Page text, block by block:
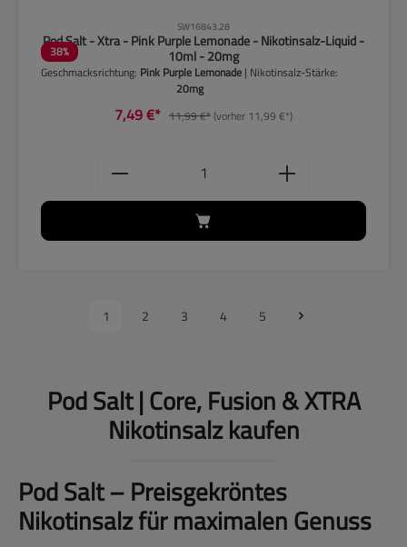
38%
SW16843.28
Pod Salt - Xtra - Pink Purple Lemonade - Nikotinsalz-Liquid -
10ml - 20mg
Geschmacksrichtung: Pink Purple Lemonade | Nikotinsalz-Stärke:
20mg
7,49 €* 11,99 €*(vorher 11,99 €*)
Produkt Anzahl: Gib den
1 2 3 4 5
Pod Salt | Core, Fusion & XTRA
Nikotinsalz kaufen
Pod Salt – Preisgekröntes
Nikotinsalz für maximalen Genuss